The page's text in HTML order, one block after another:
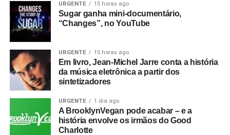
URGENTE 15 horas ago
Sugar ganha mini-documentário,
“Changes”, no YouTube
URGENTE 15 horas ago
Em livro, Jean-Michel Jarre conta a história
da música eletrônica a partir dos
sintetizadores
URGENTE 1 dia ago
A BrooklynVegan pode acabar – e a
história envolve os irmãos do Good
Charlotte